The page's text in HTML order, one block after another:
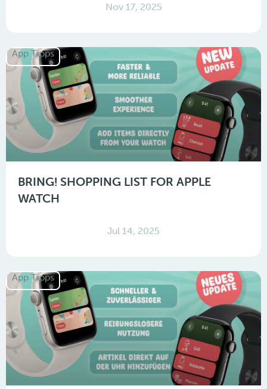
Nov 17, 2025
App Tipps
BRING! SHOPPING LIST FOR APPLE
WATCH
Jul 14, 2025
App Tipps